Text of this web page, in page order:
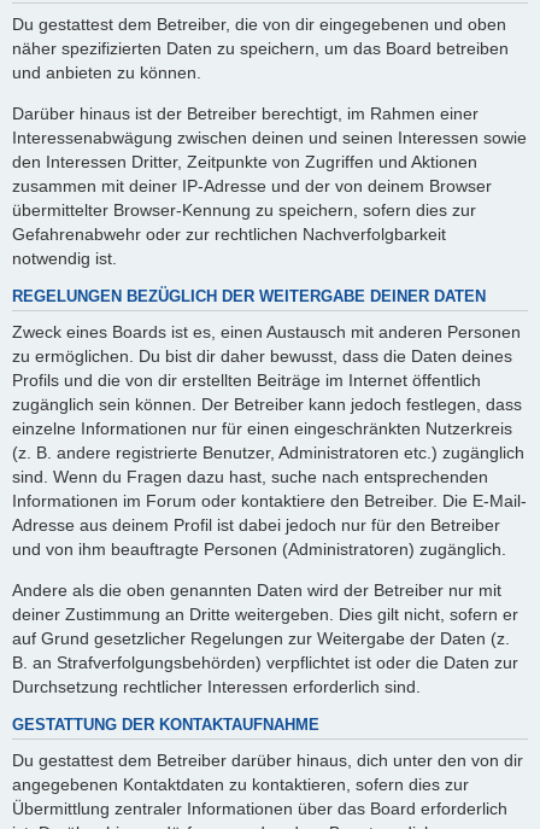
Du gestattest dem Betreiber, die von dir eingegebenen und oben
näher spezifizierten Daten zu speichern, um das Board betreiben
und anbieten zu können.
Darüber hinaus ist der Betreiber berechtigt, im Rahmen einer
Interessenabwägung zwischen deinen und seinen Interessen sowie
den Interessen Dritter, Zeitpunkte von Zugriffen und Aktionen
zusammen mit deiner IP-Adresse und der von deinem Browser
übermittelter Browser-Kennung zu speichern, sofern dies zur
Gefahrenabwehr oder zur rechtlichen Nachverfolgbarkeit
notwendig ist.
REGELUNGEN BEZÜGLICH DER WEITERGABE DEINER DATEN
Zweck eines Boards ist es, einen Austausch mit anderen Personen
zu ermöglichen. Du bist dir daher bewusst, dass die Daten deines
Profils und die von dir erstellten Beiträge im Internet öffentlich
zugänglich sein können. Der Betreiber kann jedoch festlegen, dass
einzelne Informationen nur für einen eingeschränkten Nutzerkreis
(z. B. andere registrierte Benutzer, Administratoren etc.) zugänglich
sind. Wenn du Fragen dazu hast, suche nach entsprechenden
Informationen im Forum oder kontaktiere den Betreiber. Die E-Mail-
Adresse aus deinem Profil ist dabei jedoch nur für den Betreiber
und von ihm beauftragte Personen (Administratoren) zugänglich.
Andere als die oben genannten Daten wird der Betreiber nur mit
deiner Zustimmung an Dritte weitergeben. Dies gilt nicht, sofern er
auf Grund gesetzlicher Regelungen zur Weitergabe der Daten (z.
B. an Strafverfolgungsbehörden) verpflichtet ist oder die Daten zur
Durchsetzung rechtlicher Interessen erforderlich sind.
GESTATTUNG DER KONTAKTAUFNAHME
Du gestattest dem Betreiber darüber hinaus, dich unter den von dir
angegebenen Kontaktdaten zu kontaktieren, sofern dies zur
Übermittlung zentraler Informationen über das Board erforderlich